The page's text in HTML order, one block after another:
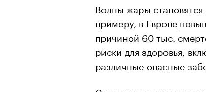
Волны жары
примеру, в Европе
причиной 60 тыс.
риски для здоровья,
различные опасные